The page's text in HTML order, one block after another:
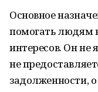
Основное
помогать людям
интересов. Он не
не
задолженности,